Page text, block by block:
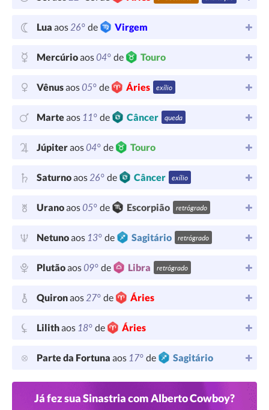
Lua aos26° de Virgem
Mercúrioaos04° de Touro
Vênusaos05° de Áries exílio
Marteaos 11° de Câncer queda
Júpiteraos04° de Touro
Saturnoaos26° de Câncer exílio
Uranoaos05° de Escorpião retrógrado
Netunoaos 13° de Sagitário retrógrado
Plutãoaos09° de Libra retrógrado
Quironaos27° de Áries
Lilithaos 18° de Áries
Parte da Fortuna aos 17° de Sagitário
Já fez sua Sinastria com Alberto Cowboy?